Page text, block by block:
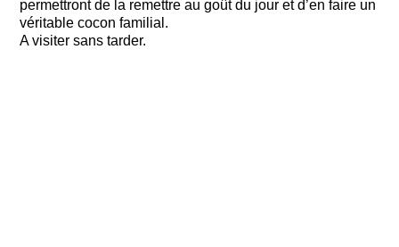
permettront de la remettre au goût du jour et d’en faire un
véritable cocon familial.
A visiter sans tarder.